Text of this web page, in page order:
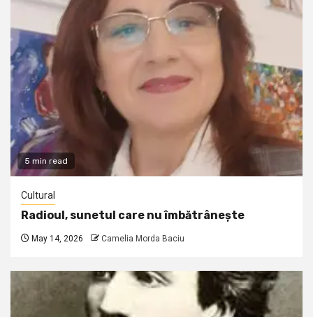
5 min read
Cultural
Radioul, sunetul care nu îmbătrânește
May 14, 2026 Camelia Morda Baciu